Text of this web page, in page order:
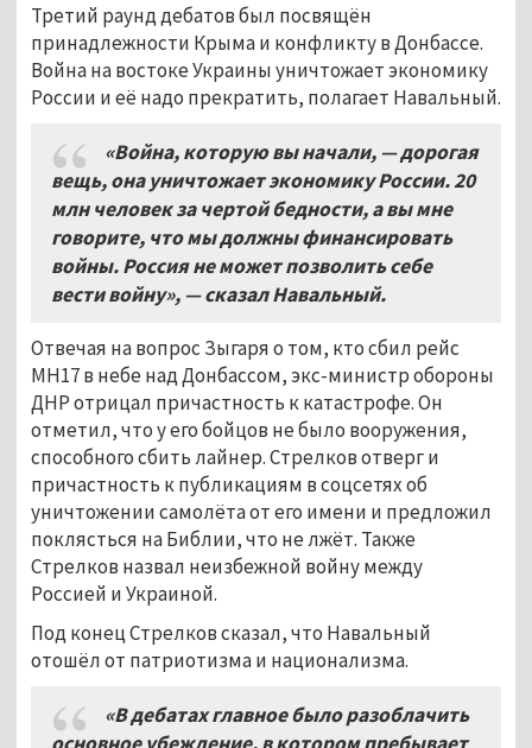
Третий раунд дебатов был посвящён
принадлежности Крыма и конфликту в Донбассе.
Война на востоке Украины уничтожает экономику
России и её надо прекратить, полагает Навальный.
«Война, которую вы начали, — дорогая
вещь, она уничтожает экономику России. 20
млн человек за чертой бедности, а вы мне
говорите, что мы должны финансировать
войны. Россия не может позволить себе
вести войну», — сказал Навальный.
Отвечая на вопрос Зыгаря о том, кто сбил рейс
МН17 в небе над Донбассом, экс-министр обороны
ДНР отрицал причастность к катастрофе. Он
отметил, что у его бойцов не было вооружения,
способного сбить лайнер. Стрелков отверг и
причастность к публикациям в соцсетях об
уничтожении самолёта от его имени и предложил
поклясться на Библии, что не лжёт. Также
Стрелков назвал неизбежной войну между
Россией и Украиной.
Под конец Стрелков сказал, что Навальный
отошёл от патриотизма и национализма.
«В дебатах главное было разоблачить